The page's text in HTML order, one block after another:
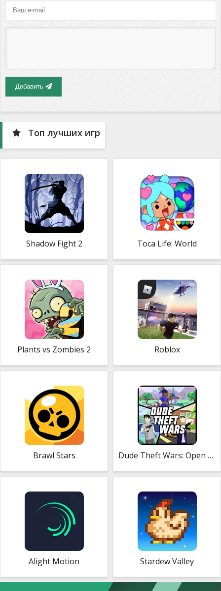
Добавить
Топ лучших игр
Shadow Fight 2 Toca Life: World
Plants vs Zombies 2 Roblox
Brawl Stars Dude Theft Wars: Open World Sandbox Simulator
Alight Motion Stardew Valley